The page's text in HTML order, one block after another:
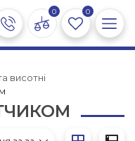
0 0
висотні